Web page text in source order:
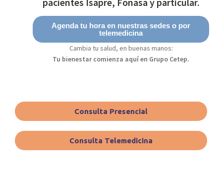
Agenda tu hora en nuestras sedes o por
telemedicina
Cambia tu salud, en buenas manos:
Tu bienestar comienza aquí en Grupo Cetep.
Consulta Presencial
Consulta Telemedicina